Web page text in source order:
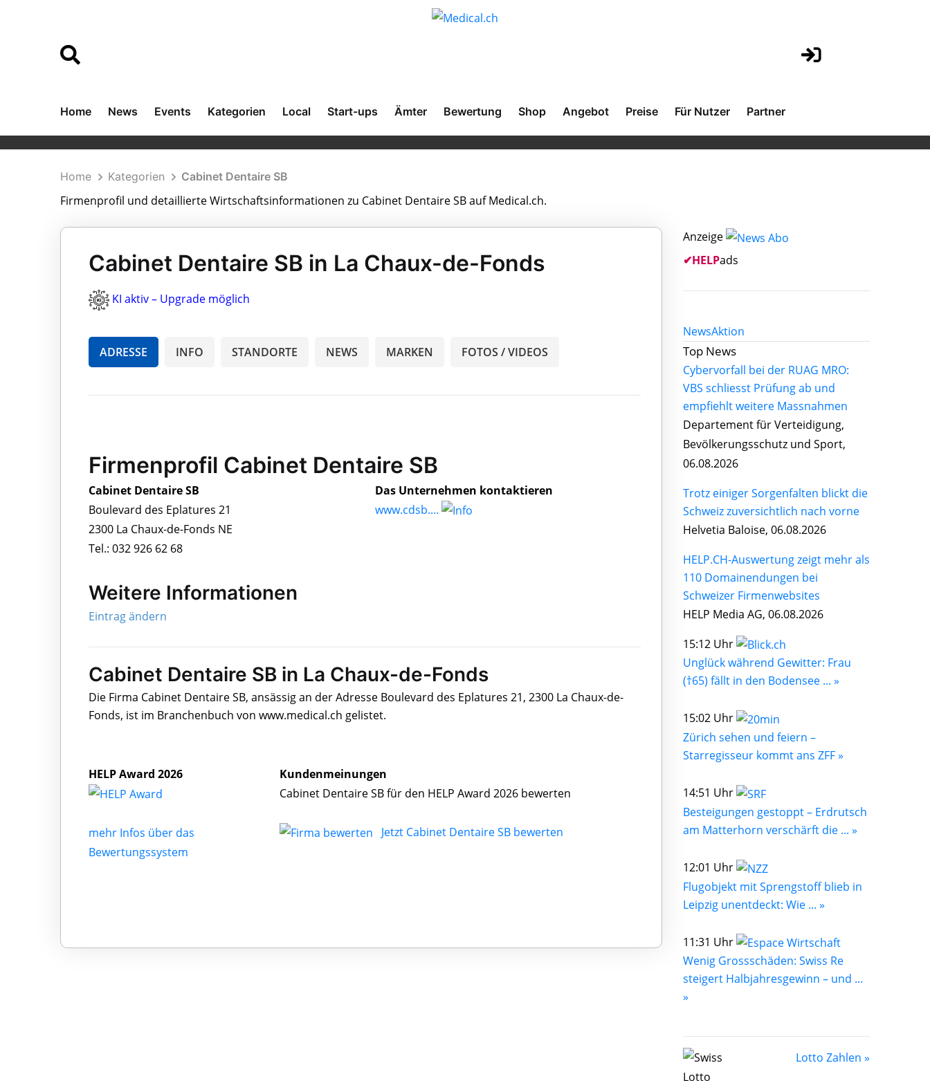
Home News Events Kategorien Local Start-ups Ämter Bewertung Shop Angebot Preise Für Nutzer Partner
Home Kategorien Cabinet Dentaire SB
Firmenprofil und detaillierte Wirtschaftsinformationen zu Cabinet Dentaire SB auf Medical.ch.
Cabinet Dentaire SB in La Chaux-de-Fonds
KI aktiv – Upgrade möglich
ADRESSE INFO STANDORTE NEWS MARKEN FOTOS / VIDEOS
Firmenprofil Cabinet Dentaire SB
Cabinet Dentaire SB
Boulevard des Eplatures 21
2300 La Chaux-de-Fonds NE
Tel.: 032 926 62 68
Das Unternehmen kontaktieren
www.cdsb....
Weitere Informationen
Eintrag ändern
Cabinet Dentaire SB in La Chaux-de-Fonds
Die Firma Cabinet Dentaire SB, ansässig an der Adresse Boulevard des Eplatures 21, 2300 La Chaux-de-
Fonds, ist im Branchenbuch von www.medical.ch gelistet.
HELP Award 2026
mehr Infos über das
Bewertungssystem
Kundenmeinungen
Cabinet Dentaire SB für den HELP Award 2026 bewerten
Jetzt Cabinet Dentaire SB bewerten
Anzeige
✔HELPads
NewsAktion
Top News
Cybervorfall bei der RUAG MRO:
VBS schliesst Prüfung ab und
empfiehlt weitere Massnahmen
Departement für Verteidigung,
Bevölkerungsschutz und Sport,
06.08.2026
Trotz einiger Sorgenfalten blickt die
Schweiz zuversichtlich nach vorne
Helvetia Baloise, 06.08.2026
HELP.CH-Auswertung zeigt mehr als
110 Domainendungen bei
Schweizer Firmenwebsites
HELP Media AG, 06.08.2026
15:12 Uhr
Unglück während Gewitter: Frau
(†65) fällt in den Bodensee ... »
15:02 Uhr
Zürich sehen und feiern –
Starregisseur kommt ans ZFF »
14:51 Uhr
Besteigungen gestoppt – Erdrutsch
am Matterhorn verschärft die ... »
12:01 Uhr
Flugobjekt mit Sprengstoff blieb in
Leipzig unentdeckt: Wie ... »
11:31 Uhr
Wenig Grossschäden: Swiss Re
steigert Halbjahresgewinn – und ...
»
Lotto Zahlen »